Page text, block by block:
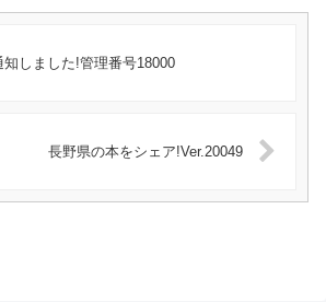
しました!管理番号18000
長野県の本をシェア!Ver.20049